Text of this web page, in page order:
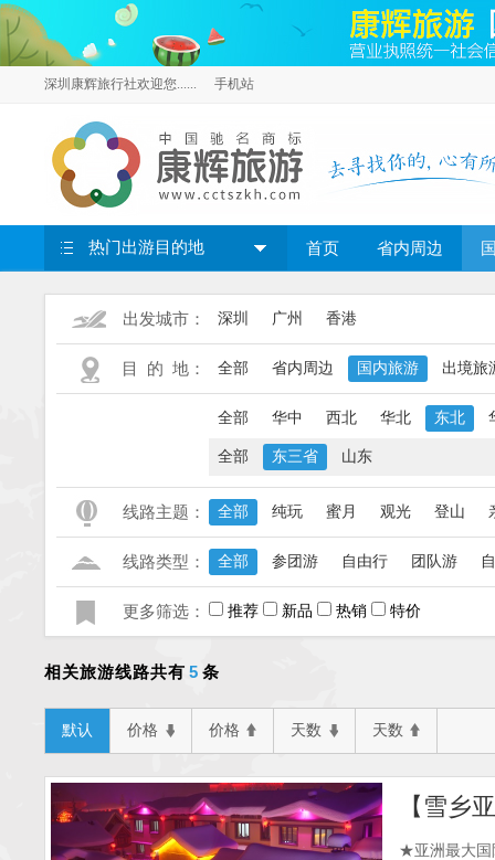
深圳康辉旅行社欢迎您...... 手机站
热门出游目的地 首页 省内周边
出发城市： 深圳 广州 香港
目 的 地： 全部 省内周边 国内旅游 出境旅
全部 华中 西北 华北 东北
全部 东三省 山东
线路主题： 全部 纯玩 蜜月 观光 登山
线路类型： 全部 参团游 自由行 团队游
更多筛选： 推荐 新品 热销 特价
相关旅游线路共有 5 条
默认 价格 价格 天数 天数
★亚洲最大国